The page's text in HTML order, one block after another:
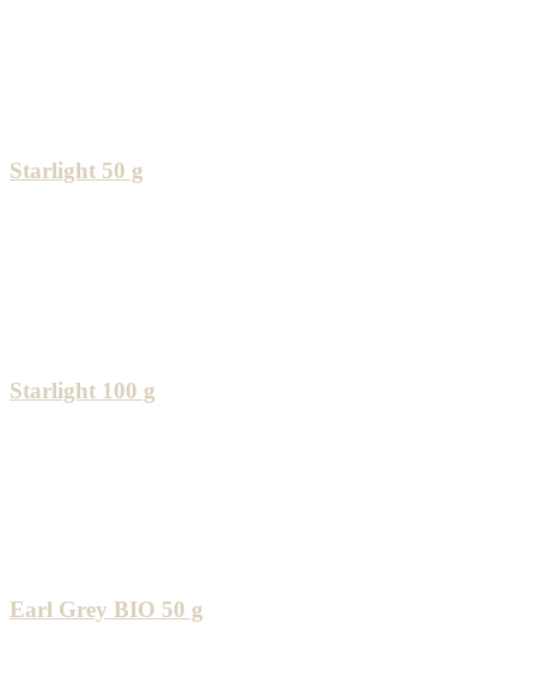
Starlight 50 g
Starlight 100 g
Earl Grey BIO 50 g